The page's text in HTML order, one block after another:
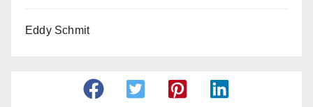
Eddy Schmit